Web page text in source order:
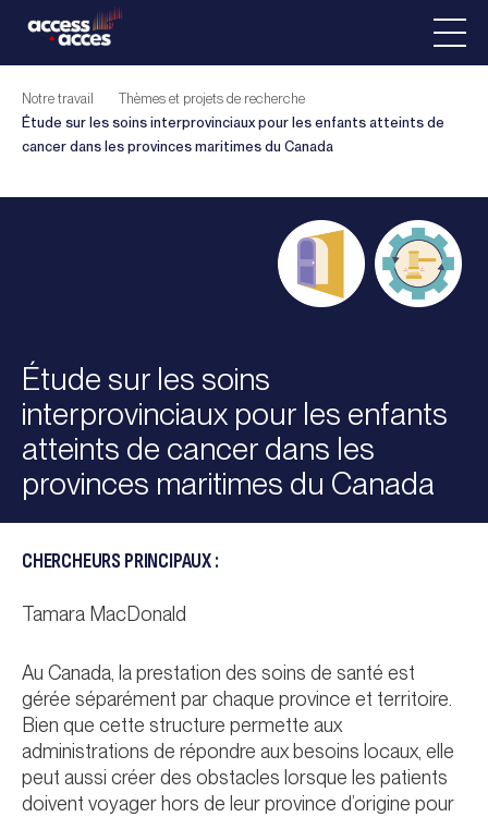
Notre travail
Thèmes et projets de recherche
Étude sur les soins interprovinciaux pour les enfants atteints de
cancer dans les provinces maritimes du Canada
Étude sur les soins
interprovinciaux pour les enfants
atteints de cancer dans les
provinces maritimes du Canada
CHERCHEURS PRINCIPAUX :
Tamara MacDonald
Au Canada, la prestation des soins de santé est
gérée séparément par chaque province et territoire.
Bien que cette structure permette aux
administrations de répondre aux besoins locaux, elle
peut aussi créer des obstacles lorsque les patients
doivent voyager hors de leur province d’origine pour